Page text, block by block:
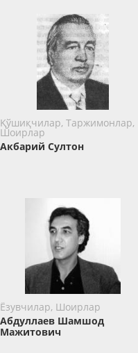
Қўшиқчилар, Таржимонлар,
Шоирлар
Акбарий Султон
Ёзувчилар, Шоирлар
Абдуллаев Шамшод
Мажитович